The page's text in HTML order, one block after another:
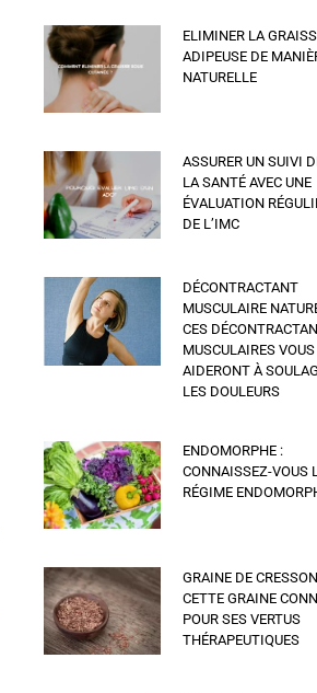
ELIMINER LA
ADIPEUSE DE
NATURELLE
ASSURER UN SUIVI
LA SANTÉ AVEC UNE
ÉVALUATION
DE L’IMC
DÉCONTRACTANT
MUSCULAIRE
CES
MUSCULAIRES VOUS
AIDERONT À
LES DOULEURS
ENDOMORPHE :
CONNAISSEZ-VOUS
RÉGIME
GRAINE DE
CETTE GRAINE
POUR SES VERTUS
THÉRAPEUTIQUES